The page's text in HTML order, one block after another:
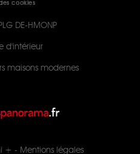
cookies
DE-HMONP
d'intérieur
maisons modernes
+ - Mentions légales